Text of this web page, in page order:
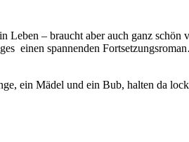
Leben – braucht aber auch ganz
einen spannenden
ein Mädel und ein Bub, halten da